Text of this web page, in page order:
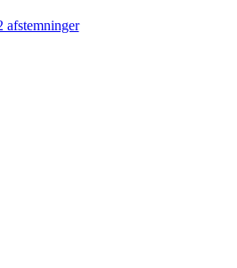
afstemninger